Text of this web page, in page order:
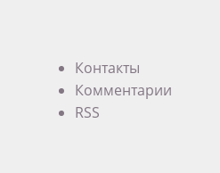
Контакты
Комментарии
RSS